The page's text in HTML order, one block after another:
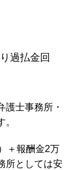
払金回
護士事務所・
＋報酬金2万
所としては安